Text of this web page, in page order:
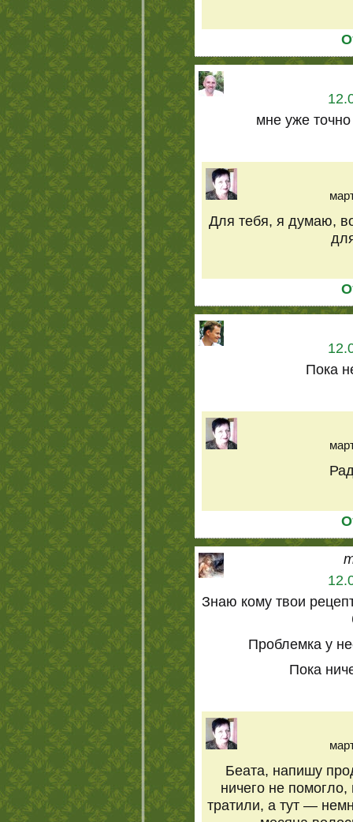
мне уже
Для тебя, я думаю,
Пока
Знаю кому твои
Проблемка у
Пока
Беата, напишу
ничего не
тратили, а тут —